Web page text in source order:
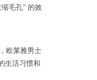
毛孔” 的效
欧莱雅男士
生活习惯和